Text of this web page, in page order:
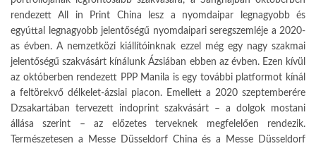
rendezett All in Print China lesz a nyomdaipar legnagyobb és
egyúttal legnagyobb jelentőségű nyomdaipari seregszemléje a 2020-
as évben. A nemzetközi kiállítóinknak ezzel még egy nagy szakmai
jelentőségű szakvásárt kínálunk Ázsiában ebben az évben. Ezen kívül
az októberben rendezett PPP Manila is egy további platformot kínál
a feltörekvő délkelet-ázsiai piacon. Emellett a 2020 szeptemberére
Dzsakartában tervezett indoprint szakvásárt – a dolgok mostani
állása szerint – az előzetes terveknek megfelelően rendezik.
Természetesen a Messe Düsseldorf China és a Messe Düsseldorf